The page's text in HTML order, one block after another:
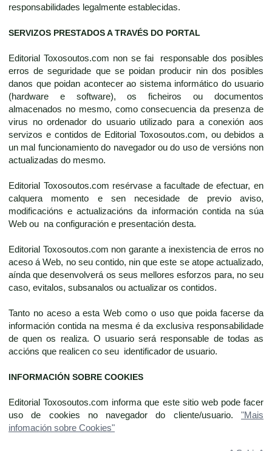
responsabilidades legalmente establecidas.
SERVIZOS PRESTADOS A TRAVÉS DO PORTAL
Editorial Toxosoutos.com non se fai responsable dos posibles
erros de seguridade que se poidan producir nin dos posibles
danos que poidan acontecer ao sistema informático do usuario
(hardware e software), os ficheiros ou documentos
almacenados no mesmo, como consecuencia da presenza de
virus no ordenador do usuario utilizado para a conexión aos
servizos e contidos de Editorial Toxosoutos.com, ou debidos a
un mal funcionamiento do navegador ou do uso de versións non
actualizadas do mesmo.
Editorial Toxosoutos.com resérvase a facultade de efectuar, en
calquera momento e sen necesidade de previo aviso,
modificacións e actualizacións da información contida na súa
Web ou na configuración e presentación desta.
Editorial Toxosoutos.com non garante a inexistencia de erros no
aceso á Web, no seu contido, nin que este se atope actualizado,
aínda que desenvolverá os seus mellores esforzos para, no seu
caso, evitalos, subsanalos ou actualizar os contidos.
Tanto no aceso a esta Web como o uso que poida facerse da
información contida na mesma é da exclusiva responsabilidade
de quen os realiza. O usuario será responsable de todas as
accións que realicen co seu identificador de usuario.
INFORMACIÓN SOBRE COOKIES
Editorial Toxosoutos.com informa que este sitio web pode facer
uso de cookies no navegador do cliente/usuario. "Mais
infomación sobre Cookies"